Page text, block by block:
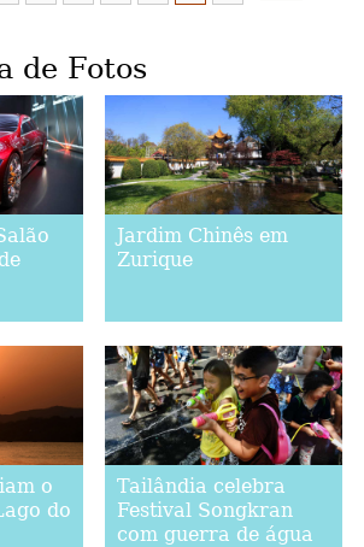
de Fotos
Jardim Chinês em
Zurique
o
do
Tailândia celebra
Festival Songkran
com guerra de água